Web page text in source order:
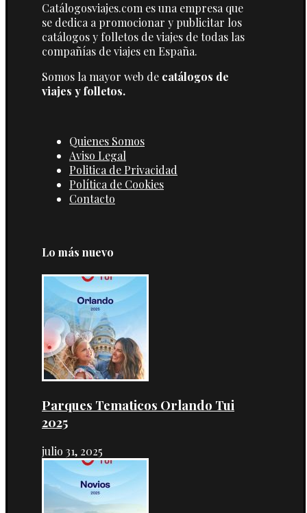
Catálogosviajes.com es una empresa que
se dedica a promocionar y publicitar los
catálogos y folletos de viajes de todas las
compañías de viajes en España.
Somos la mayor web de catálogos de
viajes y folletos.
Quienes Somos
Aviso Legal
Politica de Privacidad
Política de Cookies
Contacto
Lo más nuevo
Parques Tematicos Orlando Tui
2025
julio 31, 2025